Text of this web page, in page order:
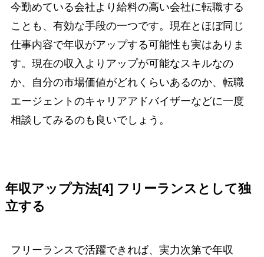
今勤めている会社より給料の高い会社に転職する
ことも、有効な手段の一つです。現在とほぼ同じ
仕事内容で年収がアップする可能性も実はありま
す。現在の収入よりアップが可能なスキルなの
か、自分の市場価値がどれくらいあるのか、転職
エージェントのキャリアアドバイザーなどに一度
相談してみるのも良いでしょう。
年収アップ方法[4] フリーランスとして独
立する
フリーランスで活躍できれば、実力次第で年収